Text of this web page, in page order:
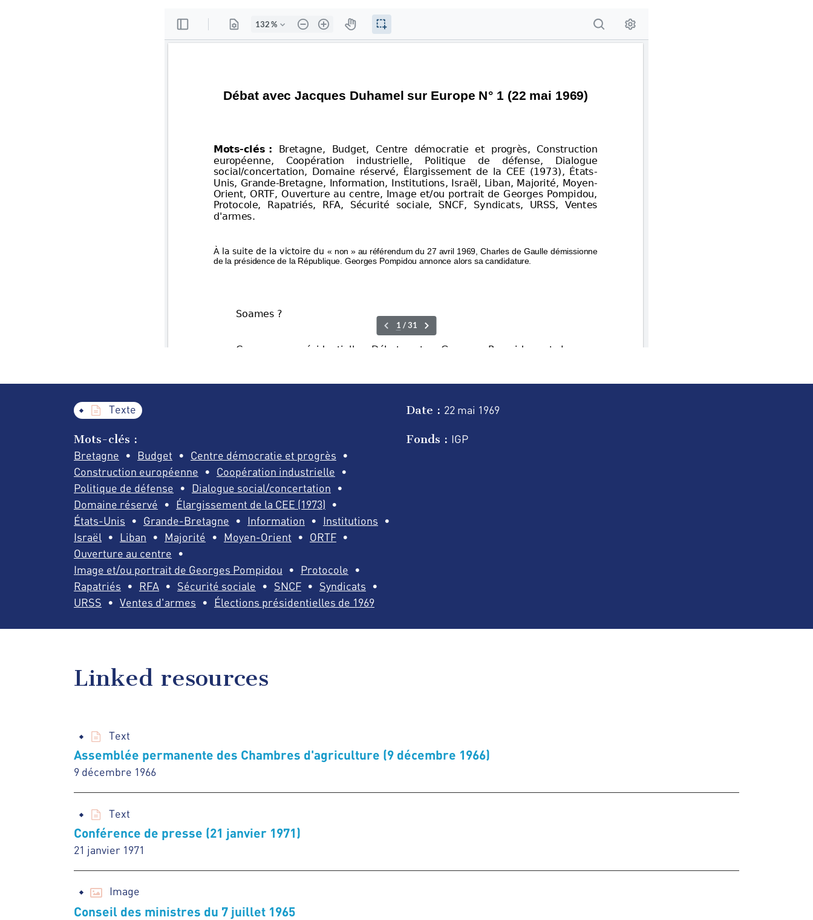
Texte
Mots-clés :
Bretagne Budget
Centre démocratie et progrès
Construction européenne
Coopération industrielle
Politique de défense
Dialogue social/concertation
Domaine réservé
Élargissement de la CEE (1973)
États-Unis
Grande-Bretagne Information
Institutions
Israël
Liban Majorité Moyen-Orient
ORTF
Ouverture au centre
Image et/ou portrait de Georges Pompidou
Protocole
Rapatriés
RFA Sécurité sociale SNCF
Syndicats
URSS
Ventes d'armes Élections présidentielles de 1969
Date : 22 mai 1969
Fonds : IGP
Linked resources
Text
Assemblée permanente des Chambres d'agriculture (9 décembre 1966)
9 décembre 1966
Text
Conférence de presse (21 janvier 1971)
21 janvier 1971
Image
Conseil des ministres du 7 juillet 1965